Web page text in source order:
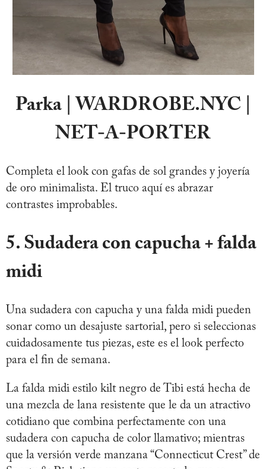
Parka | WARDROBE.NYC |
NET-A-PORTER
Completa el look con gafas de sol grandes y joyería
de oro minimalista. El truco aquí es abrazar
contrastes improbables.
5. Sudadera con capucha + falda
midi
Una sudadera con capucha y una falda midi pueden
sonar como un desajuste sartorial, pero si seleccionas
cuidadosamente tus piezas, este es el look perfecto
para el fin de semana.
La falda midi estilo kilt negro de Tibi está hecha de
una mezcla de lana resistente que le da un atractivo
cotidiano que combina perfectamente con una
sudadera con capucha de color llamativo; mientras
que la versión verde manzana “Connecticut Crest” de